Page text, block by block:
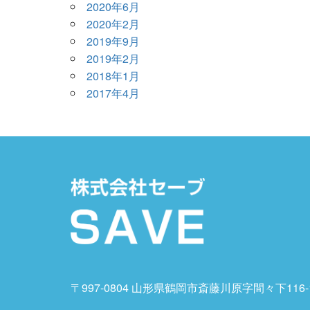
2020年6月
2020年2月
2019年9月
2019年2月
2018年1月
2017年4月
〒997-0804 山形県鶴岡市斎藤川原字間々下